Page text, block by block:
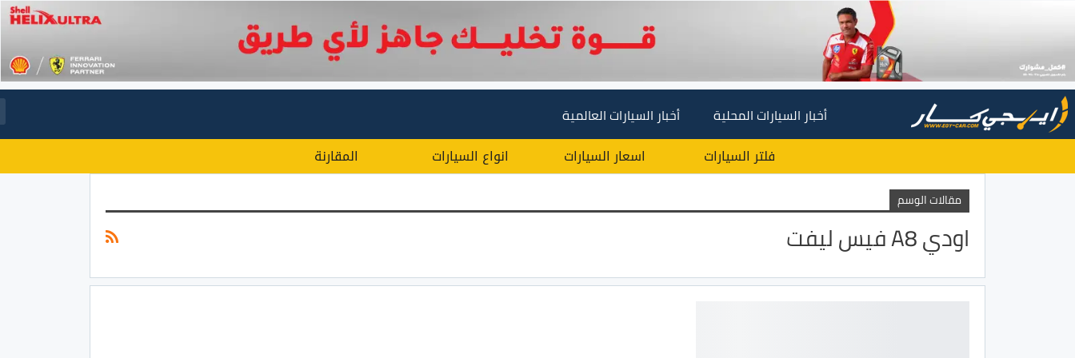
أخبار السيارات المحلية أخبار السيارات العالمية
فلتر السيارات اسعار السيارات انواع السيارات المقارنة
مقالات الوسم
اودي A8 فيس ليفت